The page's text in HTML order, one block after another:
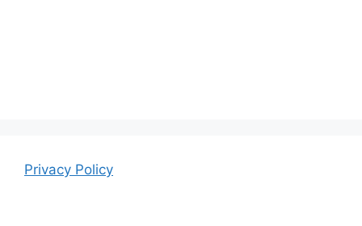
Privacy Policy